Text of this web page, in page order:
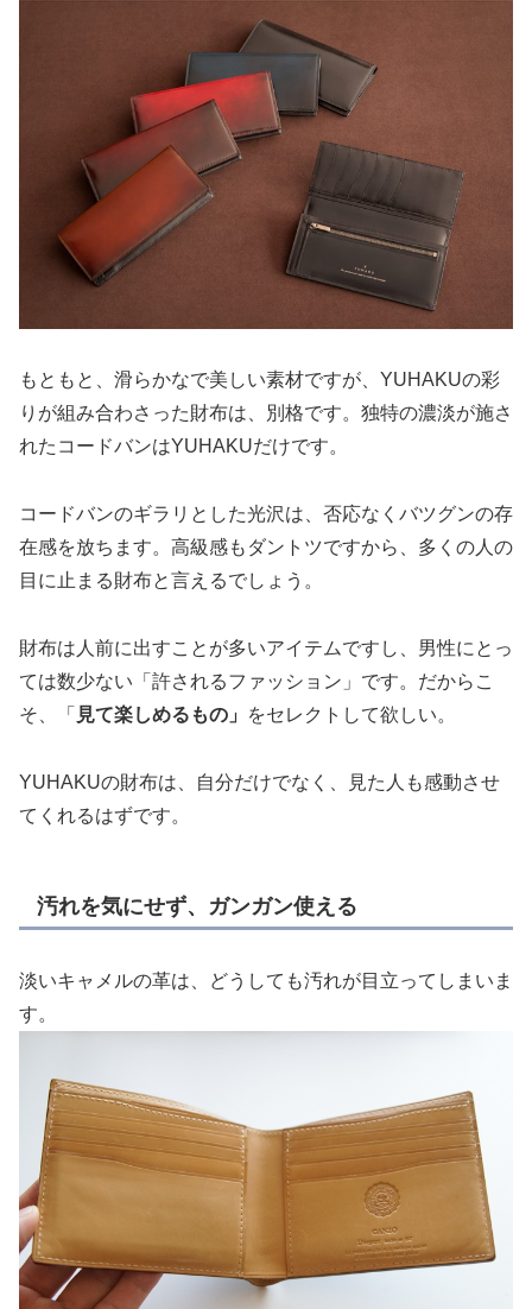
もともと、滑らかなで美しい素材ですが、YUHAKUの彩
りが組み合わさった財布は、別格です。独特の濃淡が施さ
れたコードバンはYUHAKUだけです。
コードバンのギラリとした光沢は、否応なくバツグンの存
在感を放ちます。高級感もダントツですから、多くの人の
目に止まる財布と言えるでしょう。
財布は人前に出すことが多いアイテムですし、男性にとっ
ては数少ない「許されるファッション」です。だからこ
そ、「 見て楽しめるもの」 をセレクトして欲しい。
YUHAKUの財布は、自分だけでなく、見た人も感動させ
てくれるはずです。
汚れを気にせず、ガンガン使える
淡いキャメルの革は、どうしても汚れが目立ってしまいま
す。